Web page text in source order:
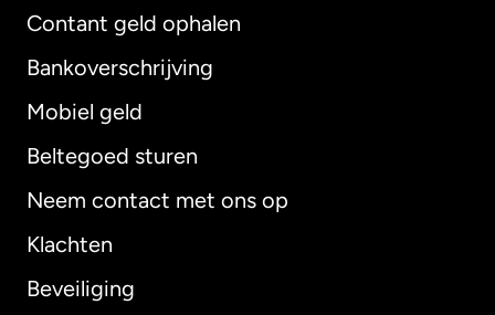
Contant geld ophalen
Bankoverschrijving
Mobiel geld
Beltegoed sturen
Neem contact met ons op
Klachten
Beveiliging